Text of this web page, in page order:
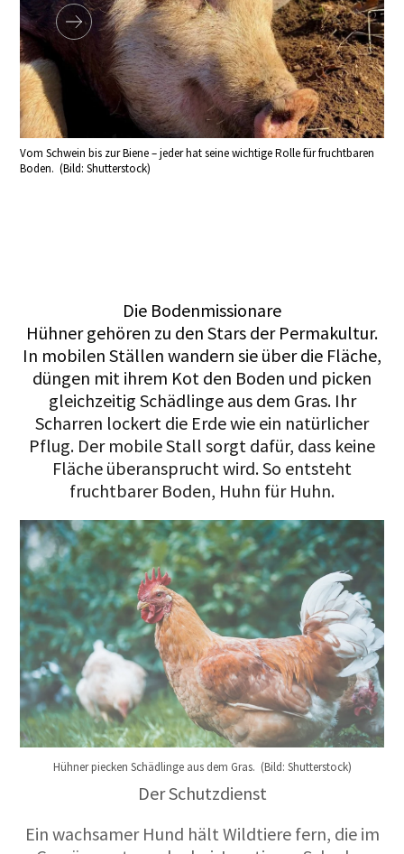
Vom Schwein bis zur Biene – jeder hat seine wichtige Rolle für fruchtbaren
Boden. (Bild: Shutterstock)
Die Bodenmissionare
Hühner gehören zu den Stars der Permakultur.
In mobilen Ställen wandern sie über die Fläche,
düngen mit ihrem Kot den Boden und picken
gleichzeitig Schädlinge aus dem Gras. Ihr
Scharren lockert die Erde wie ein natürlicher
Pflug. Der mobile Stall sorgt dafür, dass keine
Fläche überansprucht wird. So entsteht
fruchtbarer Boden, Huhn für Huhn.
Hühner piecken Schädlinge aus dem Gras. (Bild: Shutterstock)
Der Schutzdienst
Ein wachsamer Hund hält Wildtiere fern, die im